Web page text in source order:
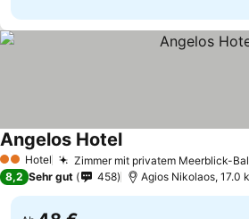
2 Sterne
Hotel Zimmer mit privatem Meerblick-
Angelos Hotel
8,2 Sehr gut 458 Agios Nikolaos, 17.0